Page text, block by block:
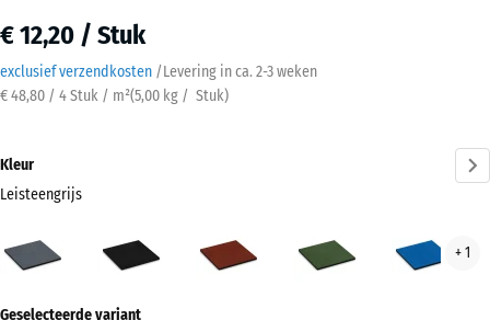
€ 12,20 / Stuk
exclusief verzendkosten /Levering in ca. 2-3 weken
€ 48,80 / 4 Stuk / m²(5,00 kg / Stuk)
Kleur
Leisteengrijs
(active)
+ 1
Geselecteerde variant